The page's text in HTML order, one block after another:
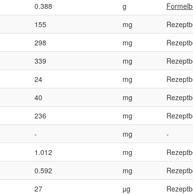
0.388 g
155 mg
298 mg
339 mg
24 mg
40 mg
236 mg
- mg
-
1.012 mg
0.592 mg
27 µg